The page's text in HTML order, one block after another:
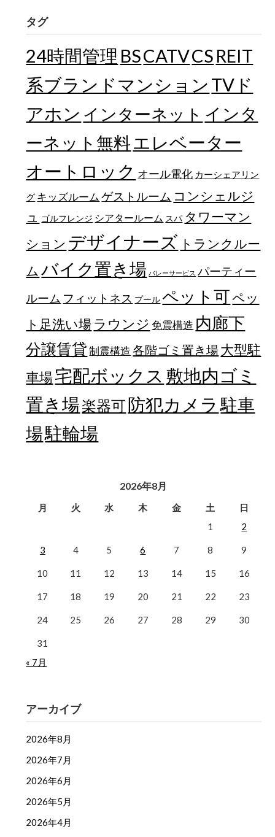
タグ
24時間管理 BSCATVCS REIT
系ブランドマンション TVド
アホン インターネット インタ
ーネット無料エレベーター
オートロック オール電化 カーシェアリン
グ キッズルーム ゲストルーム コンシェルジ
ュ
ゴルフレンジ シアタールーム スパ タワーマン
ション デザイナーズ トランクルー
ム バイク置き場 バレーサービス パーティー
ルーム フィットネス プール ペット可ペッ
ト足洗い場 ラウンジ 免震構造 内廊下
分譲賃貸 制震構造 各階ゴミ置き場大型駐
車場宅配ボックス 敷地内ゴミ
置き場楽器可防犯カメラ 駐車
場駐輪場
2026年8月
月 火 水 木 金 土
日
1
2
3 4 5 6 7 8 9
10 11 12 13 14 15 16
17 18 19 20 21 22 23
24 25 26 27 28 29 30
31
« 7月
アーカイブ
2026年8月
2026年7月
2026年6月
2026年5月
2026年4月